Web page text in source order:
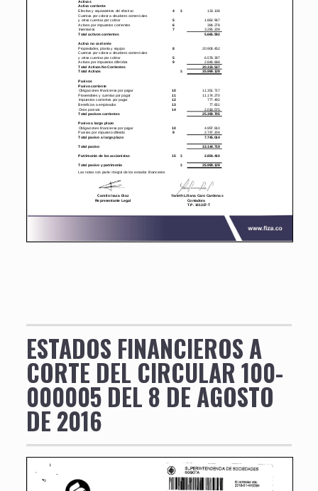
ESTADOS FINANCIEROS A
CORTE DEL CIRCULAR 100-
000005 DEL 8 DE AGOSTO
DE 2016